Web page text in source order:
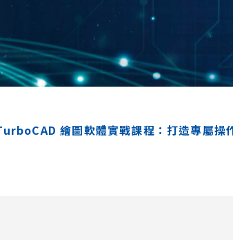
繪圖軟體實戰課程：打造專屬操